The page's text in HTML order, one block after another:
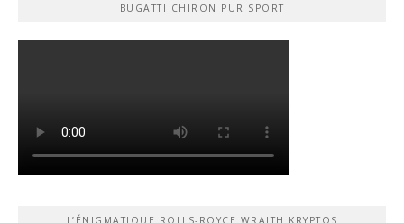
BUGATTI CHIRON PUR SPORT
L’ÉNIGMATIQUE ROLLS-ROYCE WRAITH KRYPTOS